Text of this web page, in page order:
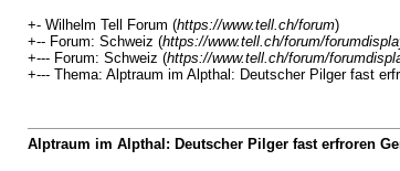
+- Wilhelm Tell Forum (https://www.tell.ch/forum)
+-- Forum: Schweiz (https://www.tell.ch/forum/
+--- Forum: Schweiz (https://www.tell.ch/forum/
+--- Thema: Alptraum im Alpthal: Deutscher Pilger fast
Alptraum im Alpthal: Deutscher Pilger fast erfroren